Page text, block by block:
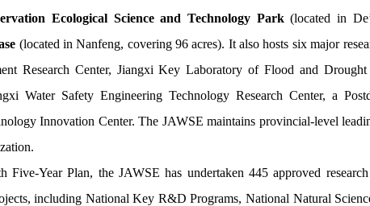
Ecological Science and Technology Park(located in
(located in Nanfeng, covering 96 acres). It also hosts six major
Research Center, Jiangxi Key Laboratory of Flood and
Water Safety Engineering Technology Research Center, a
Innovation Center. The JAWSE maintains provincial-level
Five-Year Plan, the JAWSE has undertaken 445 approved
including National Key R&D Programs, National Natural